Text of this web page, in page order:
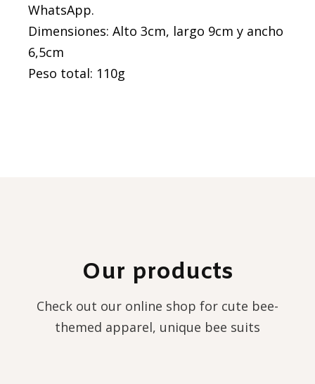
WhatsApp.
Dimensiones: Alto 3cm, largo 9cm y ancho
6,5cm
Peso total: 110g
Our products
Check out our online shop for cute bee-
themed apparel, unique bee suits